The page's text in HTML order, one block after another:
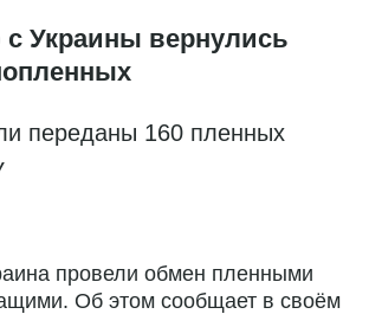
Украины вернулись
переданы 160 пленных
провели обмен пленными
Об этом сообщает в своём